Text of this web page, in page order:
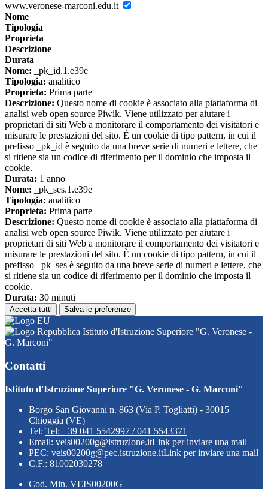
www.veronese-marconi.edu.it
Nome
Tipologia
Proprieta
Descrizione
Durata
Nome: _pk_id.1.e39e
Tipologia: analitico
Proprieta: Prima parte
Descrizione: Questo nome di cookie è associato alla piattaforma di
analisi web open source Piwik. Viene utilizzato per aiutare i
proprietari di siti Web a monitorare il comportamento dei visitatori e
misurare le prestazioni del sito. È un cookie di tipo pattern, in cui il
prefisso _pk_id è seguito da una breve serie di numeri e lettere, che
si ritiene sia un codice di riferimento per il dominio che imposta il
cookie.
Durata: 1 anno
Nome: _pk_ses.1.e39e
Tipologia: analitico
Proprieta: Prima parte
Descrizione: Questo nome di cookie è associato alla piattaforma di
analisi web open source Piwik. Viene utilizzato per aiutare i
proprietari di siti Web a monitorare il comportamento dei visitatori e
misurare le prestazioni del sito. È un cookie di tipo pattern, in cui il
prefisso _pk_ses è seguito da una breve serie di numeri e lettere, che
si ritiene sia un codice di riferimento per il dominio che imposta il
cookie.
Durata: 30 minuti
Accetta tutti Salva le preferenze
Istituto d'Istruzione Superiore "G. Veronese -
G. Marconi"
Contatti
Istituto d'Istruzione Superiore "G. Veronese - G. Marconi"
Borgo San Giovanni n. 863 (Via P. Togliatti) - 30015
Chioggia (VE)
Tel: Tel: +39 041 5542997 / 041 5543371
Email: veis00200g@istruzione.itLink per inviare una mail
PEC: veis00200g@pec.istruzione.itLink per inviare una mail
C.F.: 81002030278
Cod. Min. VEIS00200G